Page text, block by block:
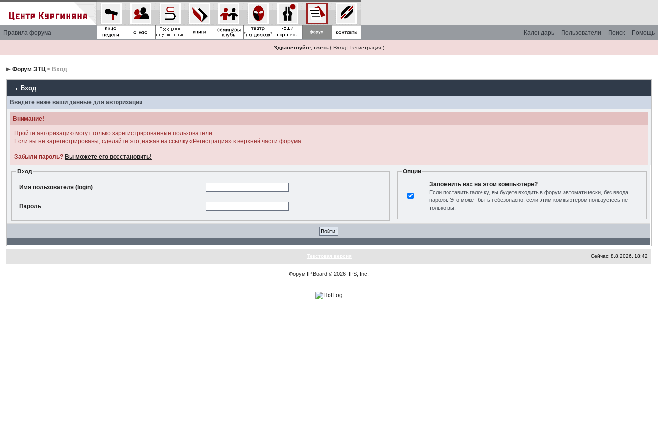
Правила форума Помощь
Поиск
Пользователи
Календарь
Здравствуйте, гость( Вход| Регистрация)
Форум ЭТЦ > Вход
Вход
Введите ниже ваши данные для авторизации
Внимание!
Пройти авторизацию могут только зарегистрированные пользователи.
Если вы не зарегистрированы, сделайте это, нажав на ссылку «Регистрация» в верхней части форума.
Забыли пароль? Вы можете его восстановить!
Вход
Имя пользователя (login)
Пароль
Опции
Запомнить вас на этом компьютере?
Если поставить галочку, вы будете входить в форум автоматически, без ввода
пароля. Это может быть небезопасно, если этим компьютером пользуетесь не
только вы.
Текстовая версия Сейчас: 8.8.2026, 18:42
Форум IP.Board © 2026 IPS, Inc